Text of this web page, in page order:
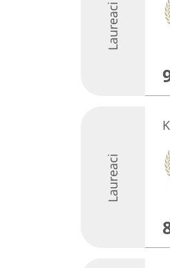
Laureaci
Laureaci